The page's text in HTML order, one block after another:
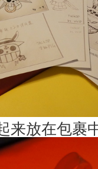
来放在包裹